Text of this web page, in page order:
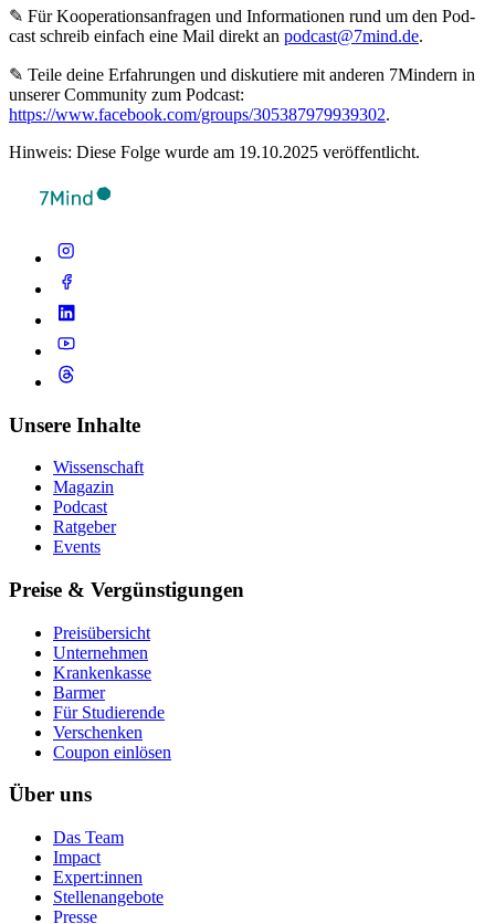
✎ Für Koope­ra­ti­ons­an­fra­gen und Infor­ma­tio­nen rund um den Pod­
cast schreib ein­fach eine Mail direkt an podcast@7mind.de.
✎ Teile deine Erfahrungen und diskutiere mit anderen 7Mindern in
unserer Community zum Podcast:
https://www.facebook.com/groups/305387979939302.
Hinweis: Diese Folge wurde am 19.10.2025 veröffentlicht.
Unsere Inhalte
Wissenschaft
Magazin
Podcast
Ratgeber
Events
Preise & Vergünstigungen
Preisübersicht
Unternehmen
Krankenkasse
Barmer
Für Studierende
Ver­schen­ken
Coupon einlösen
Über uns
Das Team
Impact
Expert:innen
Stellenangebote
Presse